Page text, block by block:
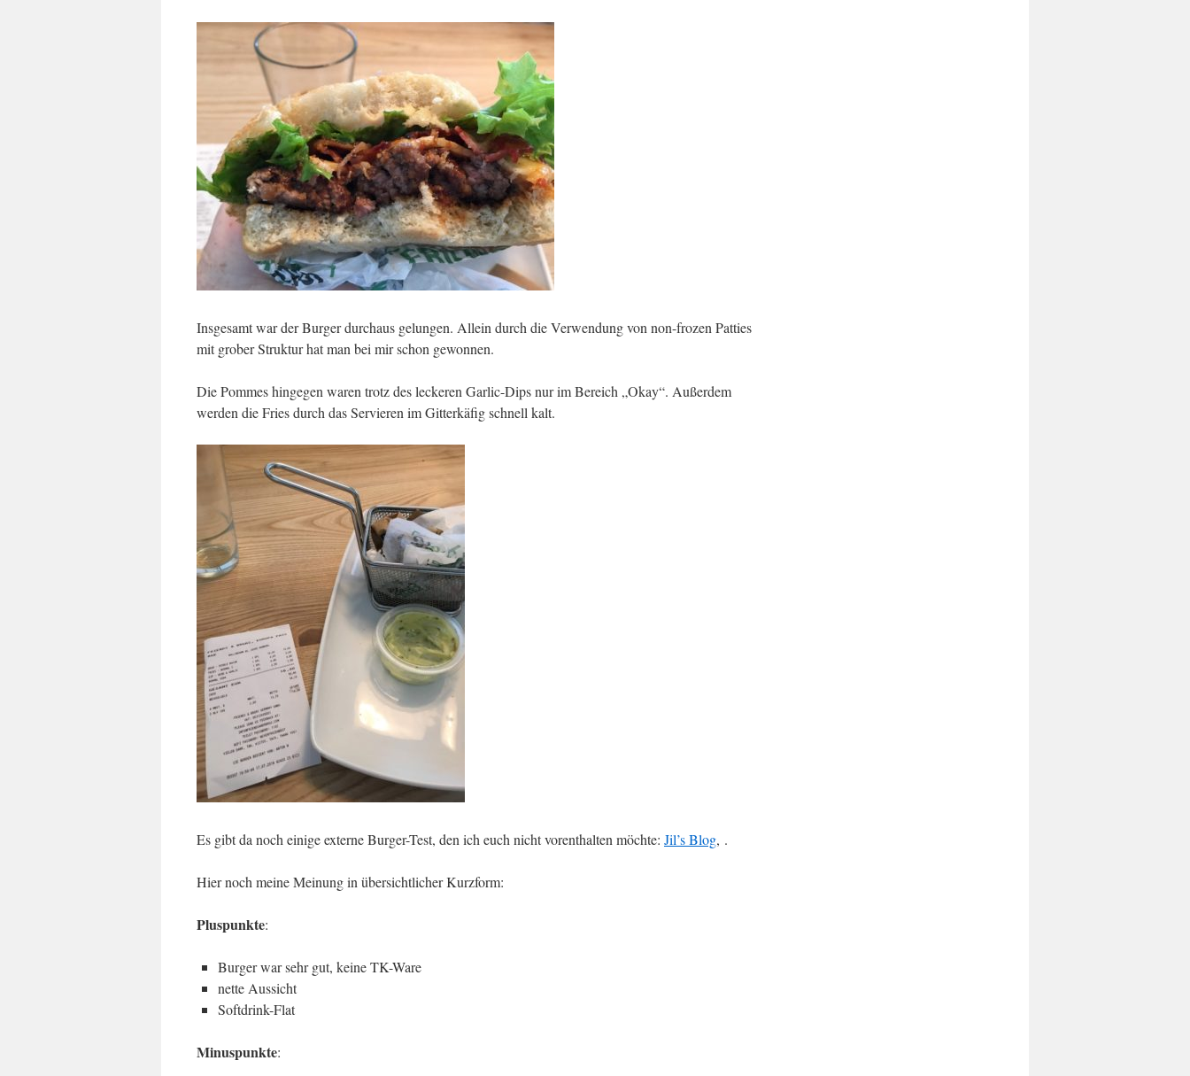
Insgesamt war der Burger durchaus gelungen. Allein durch die Verwendung von non-frozen Patties
mit grober Struktur hat man bei mir schon gewonnen.
Die Pommes hingegen waren trotz des leckeren Garlic-Dips nur im Bereich „Okay“. Außerdem
werden die Fries durch das Servieren im Gitterkäfig schnell kalt.
Es gibt da noch einige externe Burger-Test, den ich euch nicht vorenthalten möchte: Jil’s Blog, .
Hier noch meine Meinung in übersichtlicher Kurzform:
Pluspunkte:
Burger war sehr gut, keine TK-Ware
nette Aussicht
Softdrink-Flat
Minuspunkte: